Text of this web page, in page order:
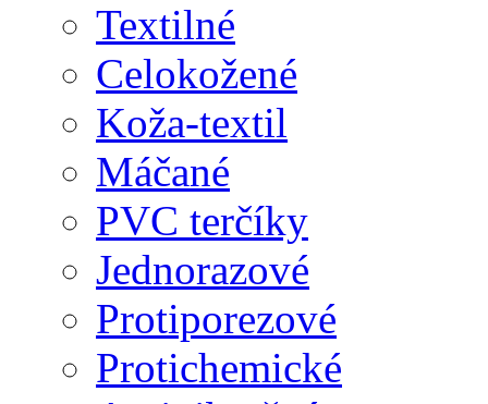
Textilné
Celokožené
Koža-textil
Máčané
PVC terčíky
Jednorazové
Protiporezové
Protichemické